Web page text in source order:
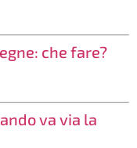
che fare?
va via la